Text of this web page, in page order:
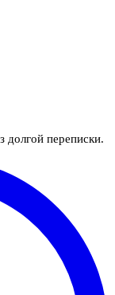
долгой переписки.